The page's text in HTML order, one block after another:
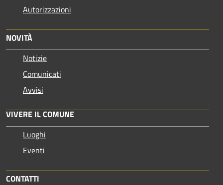
Autorizzazioni
NOVITÀ
Notizie
Comunicati
Avvisi
VIVERE IL COMUNE
Luoghi
Eventi
CONTATTI